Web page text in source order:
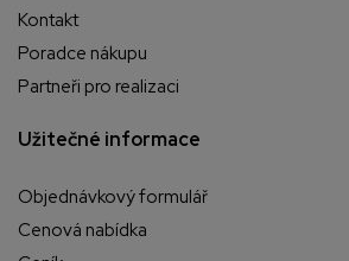
Kontakt
Poradce nákupu
Partneři pro realizaci
Užitečné informace
Objednávkový formulář
Cenová nabídka